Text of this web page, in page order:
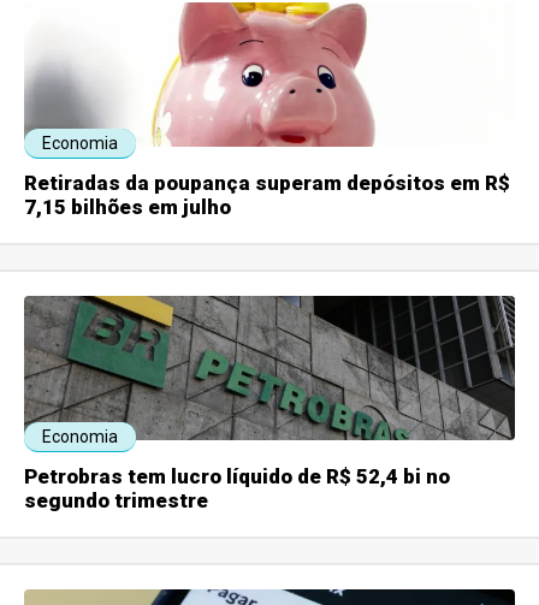
Economia
Retiradas da poupança superam depósitos em R$
7,15 bilhões em julho
Economia
Petrobras tem lucro líquido de R$ 52,4 bi no
segundo trimestre